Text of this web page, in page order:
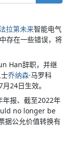
法拉第未来智能电气
存在一些错误，将
Han辞职，并继
乔纳森·马罗科
24日生效。
年报、截至2022年
no longer be
据公允价值转换有